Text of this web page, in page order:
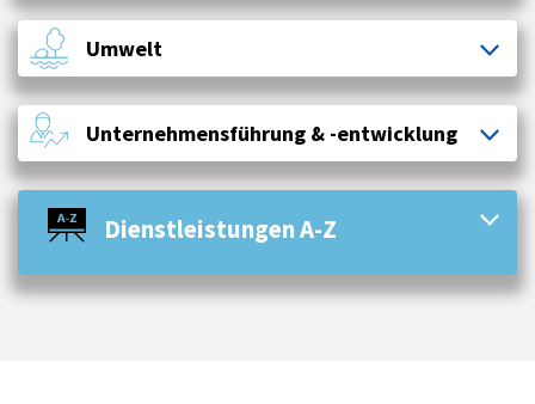
Umwelt
Unternehmensführung & -entwicklung
Dienstleistungen A-Z